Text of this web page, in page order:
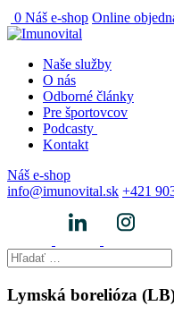
0 Náš e-shop Online
Naše služby
O nás
Odborné články
Pre športovcov
Podcasty
Kontakt
Náš e-shop
info@imunovital.sk +421
Hľadať:
Lymská borelióza